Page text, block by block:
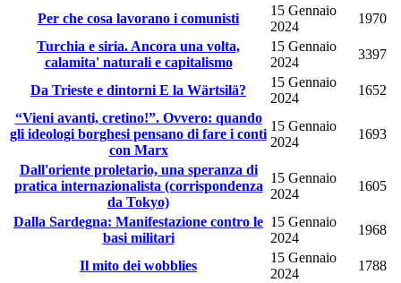
Per che cosa lavorano i comunisti
15 Gennaio
2024
1970
Turchia e siria. Ancora una volta,
calamita' naturali e capitalismo
15 Gennaio
2024
3397
Da Trieste e dintorni E la Wärtsilä?
15 Gennaio
2024
1652
“Vieni avanti, cretino!”. Ovvero: quando
gli ideologi borghesi pensano di fare i conti
con Marx
15 Gennaio
2024
1693
Dall'oriente proletario, una speranza di
pratica internazionalista (corrispondenza
da Tokyo)
15 Gennaio
2024
1605
Dalla Sardegna: Manifestazione contro le
basi militari
15 Gennaio
2024
1968
Il mito dei wobblies
15 Gennaio
2024
1788